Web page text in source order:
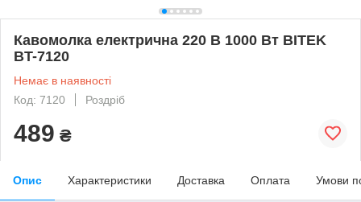
Кавомолка електрична 220 В 1000 Вт BITEK
BT-7120
Немає в наявності
Код: 7120
Роздріб
489 ₴
Опис Характеристики Доставка Оплата Умови